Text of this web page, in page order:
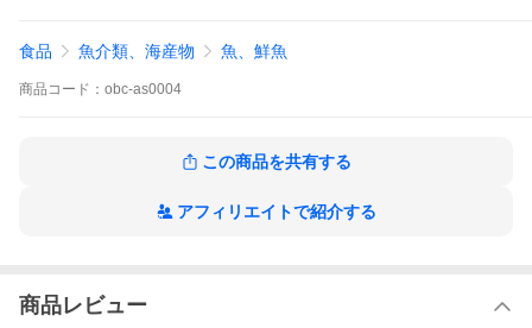
食品 魚介類、海産物 魚、鮮魚
商品 コード： obc-as0004
この商品を共有する
アフィリエイトで紹介する
商品レビュー